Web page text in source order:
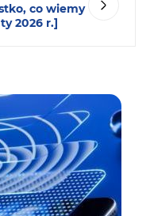
co wiemy
2026 r.]